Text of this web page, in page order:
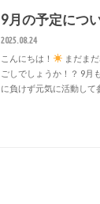
9月の予定につ
2025.08.24
こんにちは！
まだま
ごしでしょうか！？ 9月
に負けず元気に活動して